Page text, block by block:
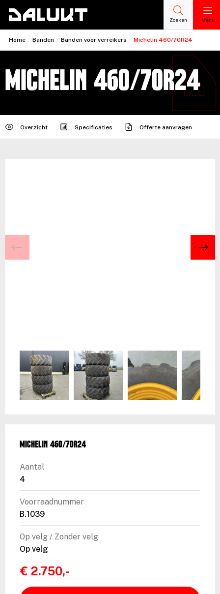
Zoeken Menu
Home / Banden / Banden voor verreikers / Michelin 460/70R24
Michelin 460/70R24
Overzicht Specificaties Offerte aanvragen
Michelin 460/70R24
Aantal
4
Voorraadnummer
B.1039
Op velg / Zonder velg
Op velg
€ 2.750,-